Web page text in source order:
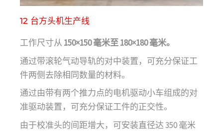
12 台方头机生产线
工作尺寸从 150×150 毫米至 180×180 毫米。
通过带滚轮气动导轨的对中装置，可充分保证工
件两侧去除相同数量的材料。
通过由带有两个推力点的电机驱动小车组成的对
准驱动装置，可充分保证工件的正交性。
由于校准头的间距增大，可安装直径达 350 毫米